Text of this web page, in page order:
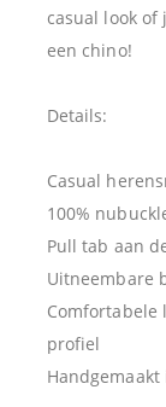
casual look
een chino!
Details:
Casual
100%
Pull tab aan
Uitneembare
Comfortabele
profiel